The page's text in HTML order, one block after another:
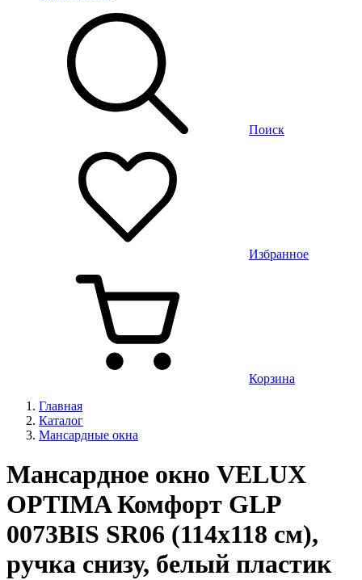
Поиск
Избранное
Корзина
Главная
Каталог
Мансардные окна
Мансардное окно VELUX
OPTIMA Комфорт GLP
0073BIS SR06 (114х118 см),
ручка снизу, белый пластик